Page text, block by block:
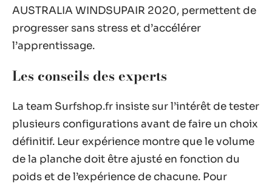
AUSTRALIA WINDSUPAIR 2020, permettent de
progresser sans stress et d’accélérer
l’apprentissage.
Les conseils des experts
La team Surfshop.fr insiste sur l’intérêt de tester
plusieurs configurations avant de faire un choix
définitif. Leur expérience montre que le volume
de la planche doit être ajusté en fonction du
poids et de l’expérience de chacune. Pour